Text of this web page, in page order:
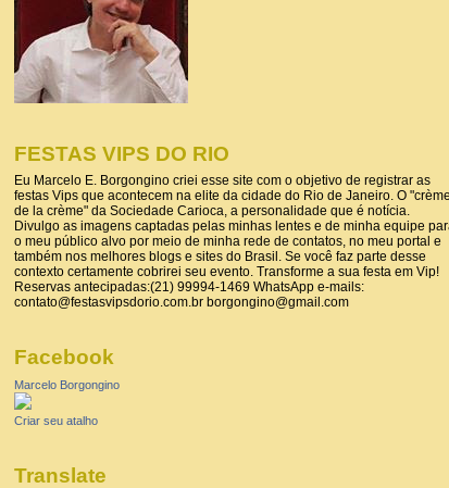
FESTAS VIPS DO RIO
Eu Marcelo E. Borgongino criei esse site com o objetivo de registrar as
festas Vips que acontecem na elite da cidade do Rio de Janeiro. O "crème
de la crème" da Sociedade Carioca, a personalidade que é notícia.
Divulgo as imagens captadas pelas minhas lentes e de minha equipe
o meu público alvo por meio de minha rede de contatos, no meu portal e
também nos melhores blogs e sites do Brasil. Se você faz parte desse
contexto certamente cobrirei seu evento. Transforme a sua festa em Vip!
Reservas antecipadas:(21) 99994-1469 WhatsApp e-mails:
contato@festasvipsdorio.com.br borgongino@gmail.com
Facebook
Marcelo Borgongino
Criar seu atalho
Translate